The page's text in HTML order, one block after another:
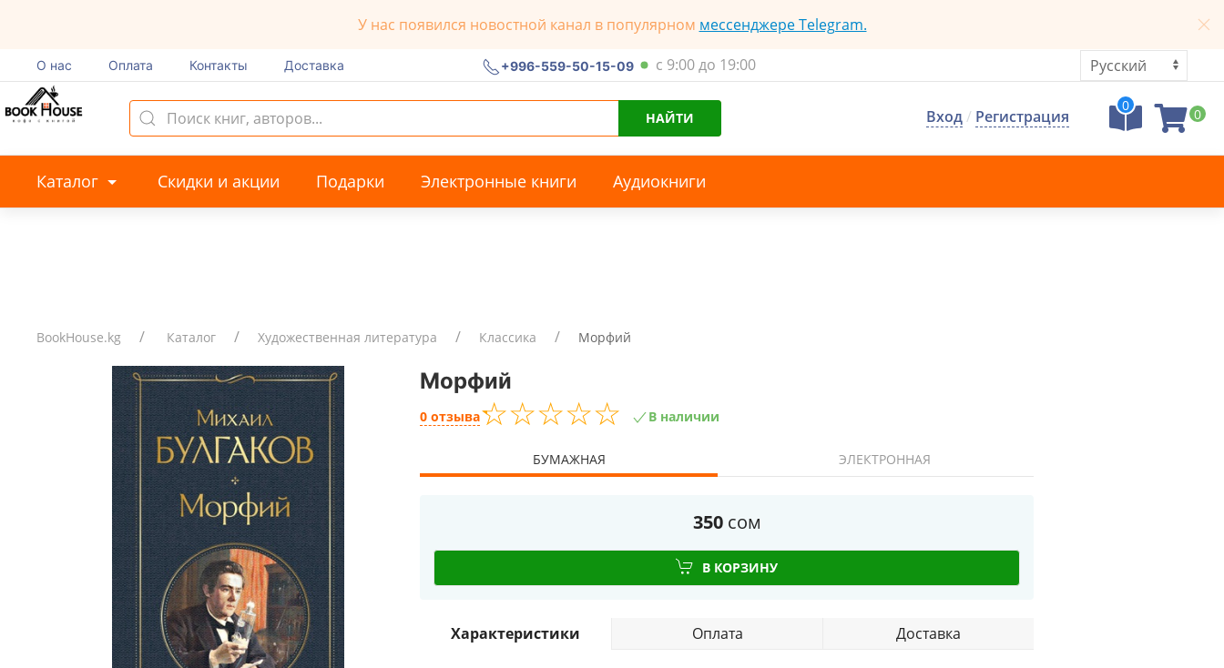
У нас появился новостной канал в популярном мессенджере Telegram.
О нас Оплата Контакты Доставка +996-559-50-15-09 с 9:00 до 19:00
НАЙТИ Вход/ Регистрация
0
0
Каталог Скидки и акции Подарки Электронные книги Аудиокниги
BookHouse.kg Каталог Художественная литература Классика Морфий
Морфий
0 отзыва☆☆☆☆☆
★★★★★ В наличии
БУМАЖНАЯ ЭЛЕКТРОННАЯ
350 сом
В КОРЗИНУ
Характеристики Оплата Доставка